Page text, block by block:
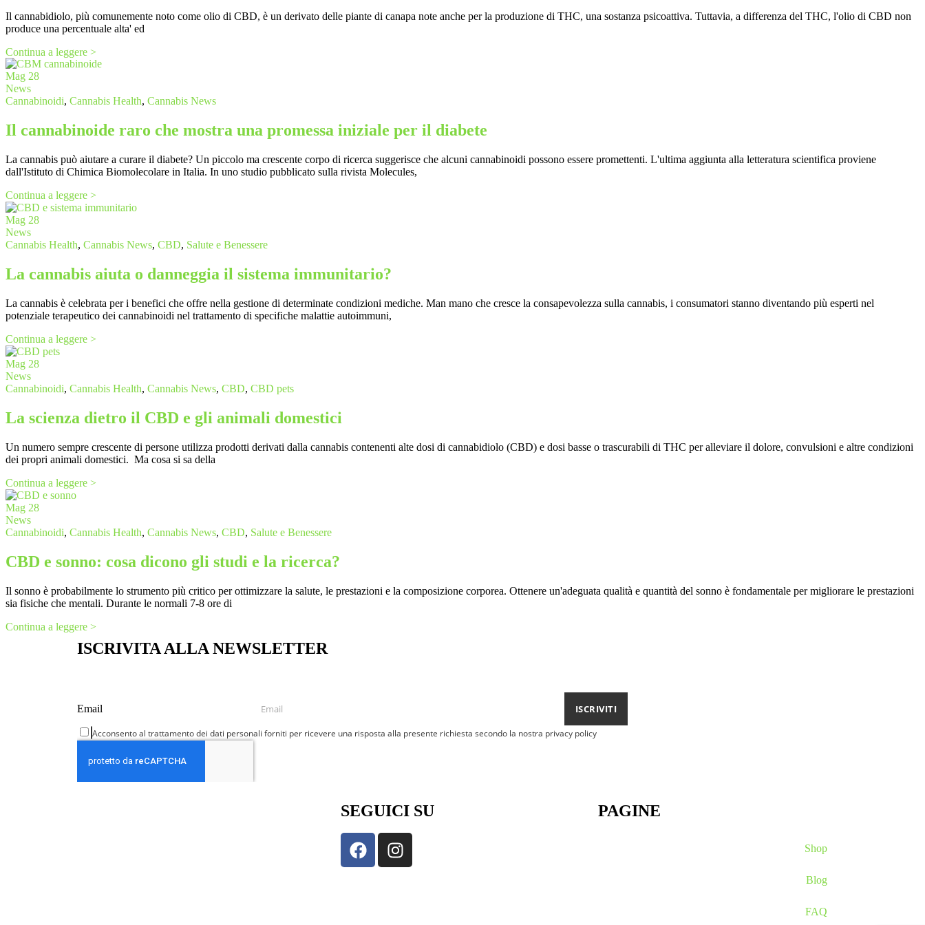
Il cannabidiolo, più comunemente noto come olio di CBD, è un derivato delle piante di canapa note anche per la produzione di THC, una sostanza psicoattiva. Tuttavia, a differenza del THC, l'olio di CBD non
produce una percentuale alta' ed
Continua a leggere >
Mag 28
News
Cannabinoidi, Cannabis Health, Cannabis News
Il cannabinoide raro che mostra una promessa iniziale per il diabete
La cannabis può aiutare a curare il diabete? Un piccolo ma crescente corpo di ricerca suggerisce che alcuni cannabinoidi possono essere promettenti. L'ultima aggiunta alla letteratura scientifica proviene
dall'Istituto di Chimica Biomolecolare in Italia. In uno studio pubblicato sulla rivista Molecules,
Continua a leggere >
Mag 28
News
Cannabis Health, Cannabis News, CBD, Salute e Benessere
La cannabis aiuta o danneggia il sistema immunitario?
La cannabis è celebrata per i benefici che offre nella gestione di determinate condizioni mediche. Man mano che cresce la consapevolezza sulla cannabis, i consumatori stanno diventando più esperti nel
potenziale terapeutico dei cannabinoidi nel trattamento di specifiche malattie autoimmuni,
Continua a leggere >
Mag 28
News
Cannabinoidi, Cannabis Health, Cannabis News, CBD, CBD pets
La scienza dietro il CBD e gli animali domestici
Un numero sempre crescente di persone utilizza prodotti derivati ​​dalla cannabis contenenti alte dosi di cannabidiolo (CBD) e dosi basse o trascurabili di THC per alleviare il dolore, convulsioni e altre condizioni
dei propri animali domestici. Ma cosa si sa della
Continua a leggere >
Mag 28
News
Cannabinoidi, Cannabis Health, Cannabis News, CBD, Salute e Benessere
CBD e sonno: cosa dicono gli studi e la ricerca?
Il sonno è probabilmente lo strumento più critico per ottimizzare la salute, le prestazioni e la composizione corporea. Ottenere un'adeguata qualità e quantità del sonno è fondamentale per migliorare le prestazioni
sia fisiche che mentali. Durante le normali 7-8 ore di
Continua a leggere >
ISCRIVITA ALLA NEWSLETTER
Email Email ISCRIVITI
Acconsento al trattamento dei dati personali forniti per ricevere una risposta alla presente richiesta secondo la nostra privacy policy
SEGUICI SU PAGINE
Shop
Blog
FAQ